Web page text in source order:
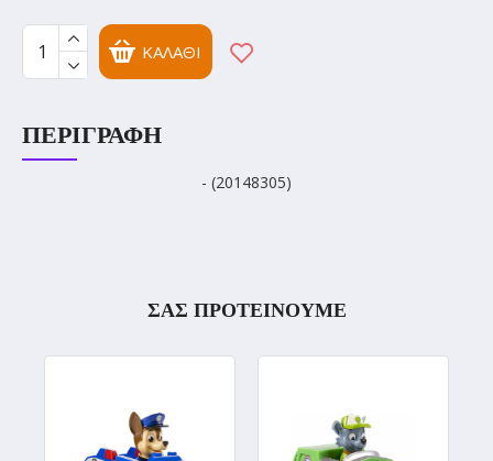
ΚΑΛΆΘΙ
ΠΕΡΙΓΡΑΦΉ
- (20148305)
ΣΑΣ ΠΡΟΤΕΙΝΟΥΜΕ